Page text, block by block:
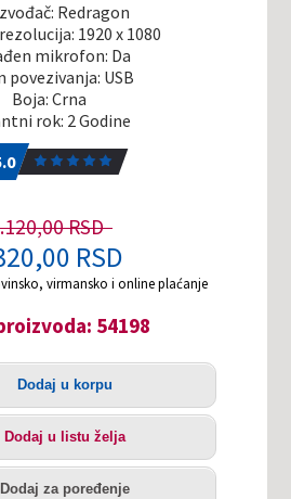
Redragon
1920 x 1080
mikrofon: Da
povezivanja: USB
Boja: Crna
rok: 2 Godine
RSD
RSD
virmansko i online plaćanje
54198
Dodaj u korpu
Dodaj u listu želja
Dodaj za poređenje